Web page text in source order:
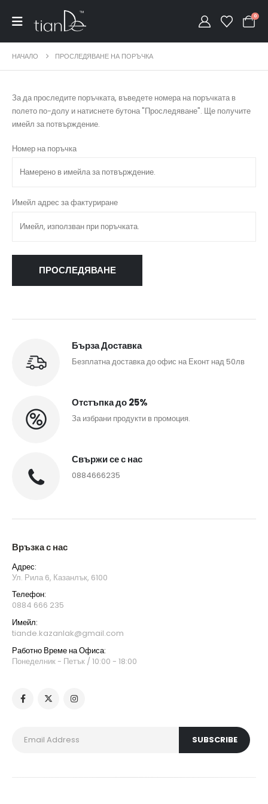
0
НАЧАЛО ПРОСЛЕДЯВАНЕ НА ПОРЪЧКА
За да проследите поръчката, въведете номера на поръчката в
полето по-долу и натиснете бутона "Проследяване". Ще получите
имейл за потвърждение.
Номер на поръчка
Имейл адрес за фактуриране
ПРОСЛЕДЯВАНЕ
Бърза Доставка
Безплатна доставка до офис на Еконт над 50лв
Отстъпка до 25%
За избрани продукти в промоция.
Свържи се с нас
0884666235
Връзка с нас
Адрес:
Ул. Рила 6, Казанлък, 6100
Телефон:
0884 666 235
Имейл:
tiande.kazanlak@gmail.com
Работно Време на Офиса:
Понеделник - Петък / 10:00 - 18:00